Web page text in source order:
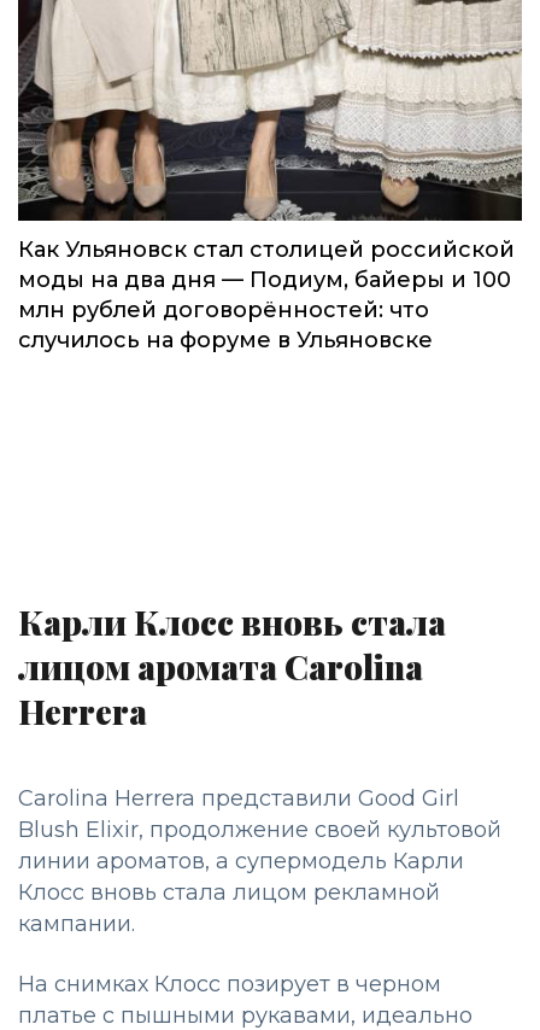
Как Ульяновск стал столицей российской
моды на два дня — Подиум, байеры и 100
млн рублей договорённостей: что
случилось на форуме в Ульяновске
Карли Клосс вновь стала
лицом аромата Carolina
Herrera
Carolina Herrera представили Good Girl
Blush Elixir, продолжение своей культовой
линии ароматов, а супермодель Карли
Клосс вновь стала лицом рекламной
кампании.
На снимках Клосс позирует в черном
платье с пышными рукавами, идеально